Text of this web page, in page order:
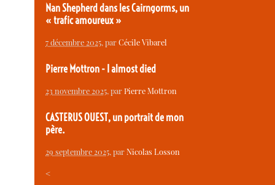
Nan Shepherd dans les Cairngorms, un
« trafic amoureux »
7 décembre 2025, parCécile Vibarel
Pierre Mottron - I almost died
23 novembre 2025, parPierre Mottron
CASTERUS OUEST, un portrait de mon
père.
29 septembre 2025, parNicolas Losson
<